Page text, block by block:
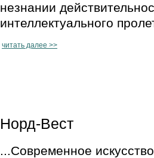
незнании
интеллектуального
читать далее >>
Норд-Вест
...Современное